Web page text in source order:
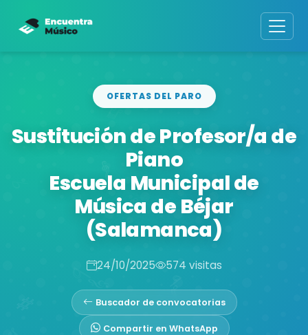
OFERTAS DEL PARO
Sustitución de Profesor/a de
Piano
Escuela Municipal de
Música de Béjar
(Salamanca)
24/10/2025 574 visitas
Buscador de convocatorias
Compartir en WhatsApp